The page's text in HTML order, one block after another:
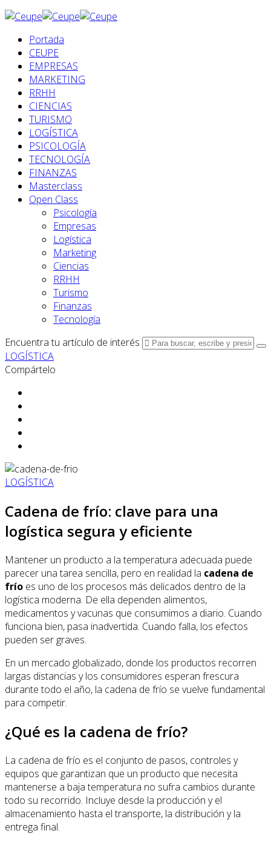
Portada
CEUPE
EMPRESAS
MARKETING
RRHH
CIENCIAS
TURISMO
LOGÍSTICA
PSICOLOGÍA
TECNOLOGÍA
FINANZAS
Masterclass
Open Class
Psicología
Empresas
Logística
Marketing
Ciencias
RRHH
Turismo
Finanzas
Tecnología
Encuentra tu artículo de interés
LOGÍSTICA
Compártelo
LOGÍSTICA
Cadena de frío: clave para una
logística segura y eficiente
Mantener un producto a la temperatura adecuada puede
parecer una tarea sencilla, pero en realidad la cadena de
frío es uno de los procesos más delicados dentro de la
logística moderna. De ella dependen alimentos,
medicamentos y vacunas que consumimos a diario. Cuando
funciona bien, pasa inadvertida. Cuando falla, los efectos
pueden ser graves.
En un mercado globalizado, donde los productos recorren
largas distancias y los consumidores esperan frescura
durante todo el año, la cadena de frío se vuelve fundamental
para competir.
¿Qué es la cadena de frío?
La cadena de frío es el conjunto de pasos, controles y
equipos que garantizan que un producto que necesita
mantenerse a baja temperatura no sufra cambios durante
todo su recorrido. Incluye desde la producción y el
almacenamiento hasta el transporte, la distribución y la
entrega final.